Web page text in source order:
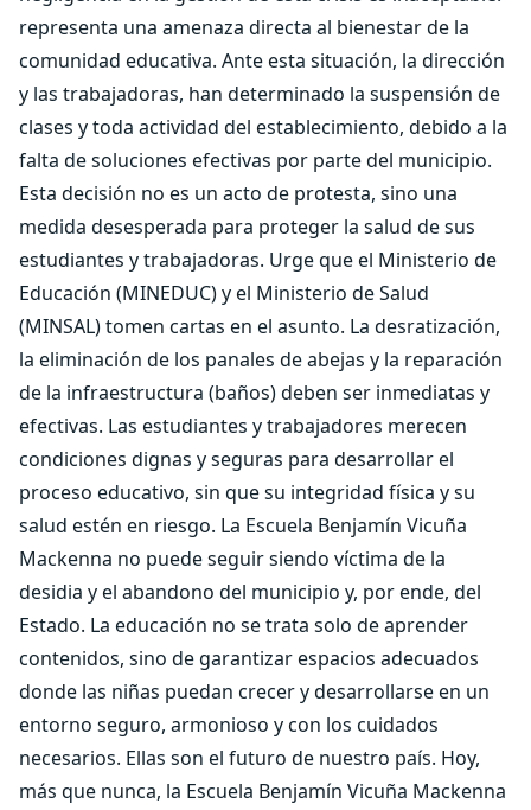
representa una amenaza directa al bienestar de la
comunidad educativa. Ante esta situación, la dirección
y las trabajadoras, han determinado la suspensión de
clases y toda actividad del establecimiento, debido a la
falta de soluciones efectivas por parte del municipio.
Esta decisión no es un acto de protesta, sino una
medida desesperada para proteger la salud de sus
estudiantes y trabajadoras. Urge que el Ministerio de
Educación (MINEDUC) y el Ministerio de Salud
(MINSAL) tomen cartas en el asunto. La desratización,
la eliminación de los panales de abejas y la reparación
de la infraestructura (baños) deben ser inmediatas y
efectivas. Las estudiantes y trabajadores merecen
condiciones dignas y seguras para desarrollar el
proceso educativo, sin que su integridad física y su
salud estén en riesgo. La Escuela Benjamín Vicuña
Mackenna no puede seguir siendo víctima de la
desidia y el abandono del municipio y, por ende, del
Estado. La educación no se trata solo de aprender
contenidos, sino de garantizar espacios adecuados
donde las niñas puedan crecer y desarrollarse en un
entorno seguro, armonioso y con los cuidados
necesarios. Ellas son el futuro de nuestro país. Hoy,
más que nunca, la Escuela Benjamín Vicuña Mackenna